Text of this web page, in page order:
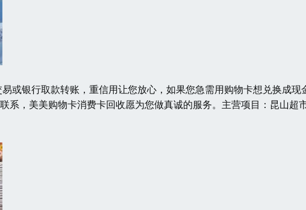
或银行取款转账，重信用让您放心，如果您急需用购物卡想兑换成现
系，美美购物卡消费卡回收愿为您做真诚的服务。主营项目：昆山超